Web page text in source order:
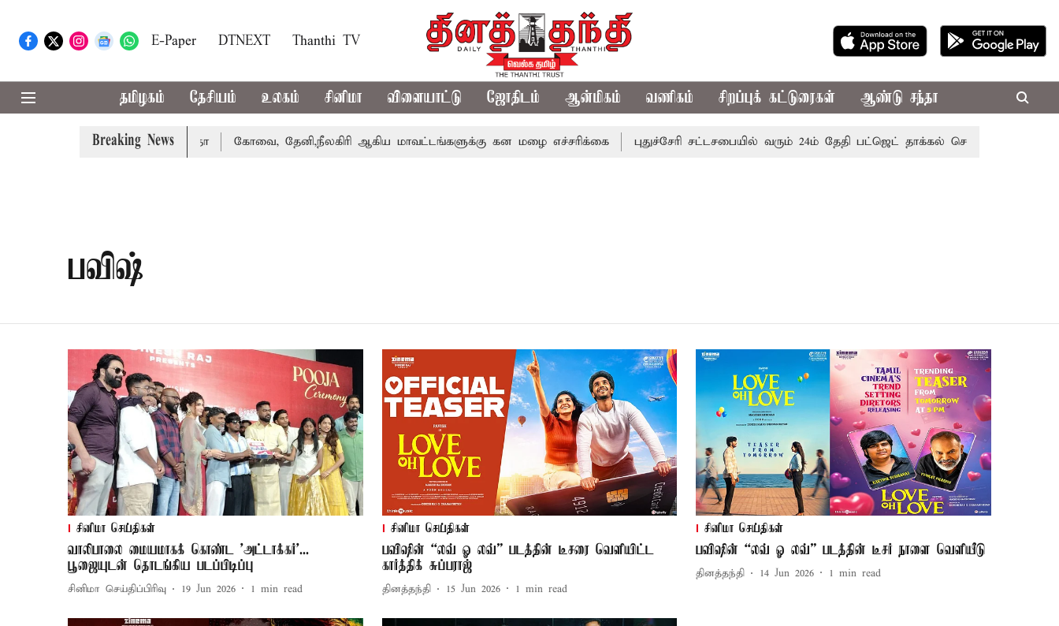
E-Paper DTNEXT Thanthi TV
தமிழகம் தேசியம் உலகம் சினிமா விளையாட்டு ஜோதிடம் ஆன்மிகம் வணிகம் சிறப்புக் கட்டுரைகள் ஆண்டு சந்தா
Breaking News
வழக்கை வாபஸ் பெற்றார் சங்கீதா கோவை, தேனி,நீலகிரி ஆகிய மாவட்டங்களுக்கு கன மழை எச்சரிக்கை புதுச்சேரி சட்டசபையில் வரும் 24ம் தேதி பட்ஜெட் தாக்கல் செய்கிறார் முதல்-
பவிஷ்
சினிமா செய்திகள்
வாலிபாலை மையமாகக் கொண்ட 'அட்டாக்கர்'...
பூஜையுடன் தொடங்கிய படப்பிடிப்பு
சினிமா செய்திப்பிரிவு 19 Jun 2026 1 min read
சினிமா செய்திகள்
பவிஷின் “லவ் ஓ லவ்” படத்தின் டீசரை வெளியிட்ட
கார்த்திக் சுப்பராஜ்
தினத்தந்தி 15 Jun 2026 1 min read
சினிமா செய்திகள்
பவிஷின் “லவ் ஓ லவ்” படத்தின் டீசர் நாளை வெளியீடு
தினத்தந்தி 14 Jun 2026 1 min read